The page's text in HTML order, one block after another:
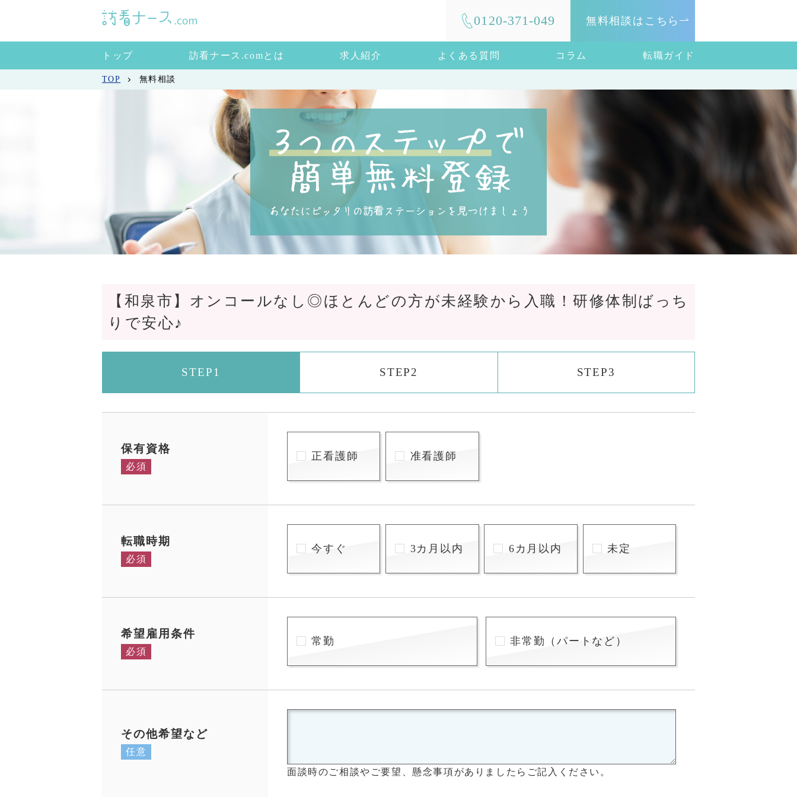
0120-371-049 無料相談はこちら
トップ 訪看ナース.comとは 求人紹介 よくある質問 コラム 転職ガイド
TOP 無料相談
【和泉市】オンコールなし◎ほとんどの方が未経験から入職！研修体制ばっち
りで安心♪
STEP1 STEP2 STEP3
保有資格
必須
正看護師 准看護師
転職時期
必須
今すぐ 3カ月以内 6カ月以内 未定
希望雇用条件
必須
常勤 非常勤（パートなど）
その他希望など
任意
面談時のご相談やご要望、懸念事項がありましたらご記入ください。